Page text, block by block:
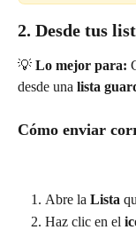
2. Desde tus
💡 Lo mejor para:
desde una lista
Cómo enviar
Abre la Lista
Haz clic en el